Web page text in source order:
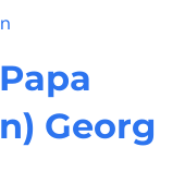
Georg